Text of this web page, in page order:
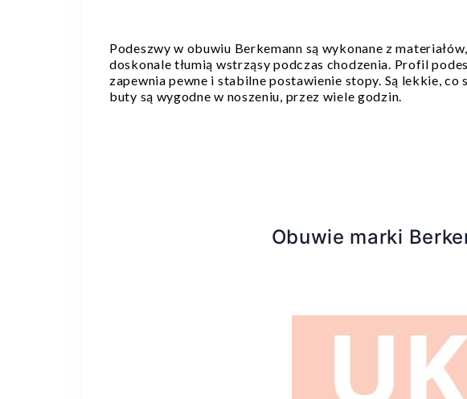
Podeszwy w obuwiu Berkemann są wykonane z
doskonale tłumią wstrząsy podczas chodzenia. Profil
zapewnia pewne i stabilne postawienie stopy. Są lekkie, co
buty są wygodne w noszeniu, przez wiele godzin.
Obuwie marki